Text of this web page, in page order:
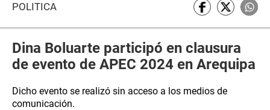
POLÍTICA
Dina Boluarte participó en clausura
de evento de APEC 2024 en Arequipa
Dicho evento se realizó sin acceso a los medios de
comunicación.